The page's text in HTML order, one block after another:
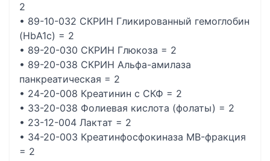
2
• 89-10-032 СКРИН Гликированный гемоглобин
(HbА1c) = 2
• 89-20-030 СКРИН Глюкоза = 2
• 89-20-038 СКРИН Альфа-амилаза
панкреатическая = 2
• 24-20-008 Креатинин с СКФ = 2
• 33-20-038 Фолиевая кислота (фолаты) = 2
• 23-12-004 Лактат = 2
• 34-20-003 Креатинфосфокиназа MB-фракция
= 2